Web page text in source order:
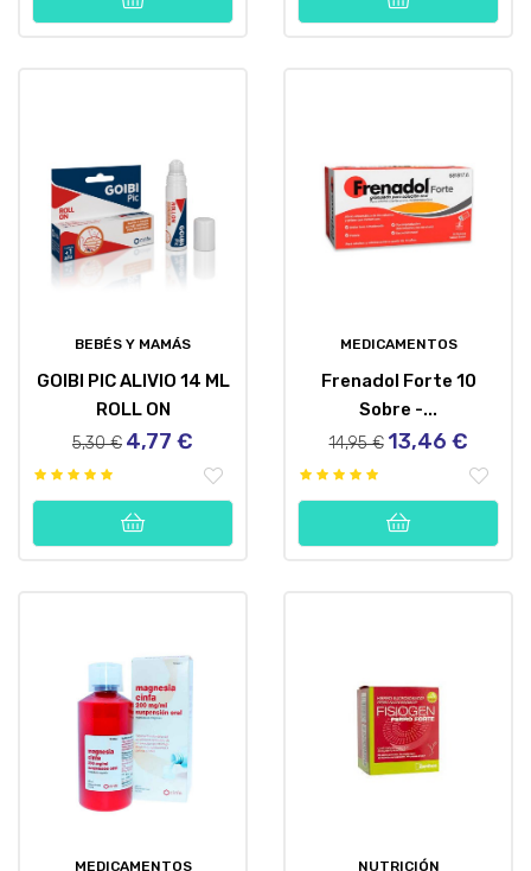
BEBÉS Y MAMÁS
GOIBI PIC ALIVIO 14 ML
ROLL ON
Precio
5,30 € Precio
4,77 €
MEDICAMENTOS
Frenadol Forte 10
Sobre -...
Precio
14,95 € Precio
13,46 €
MEDICAMENTOS NUTRICIÓN